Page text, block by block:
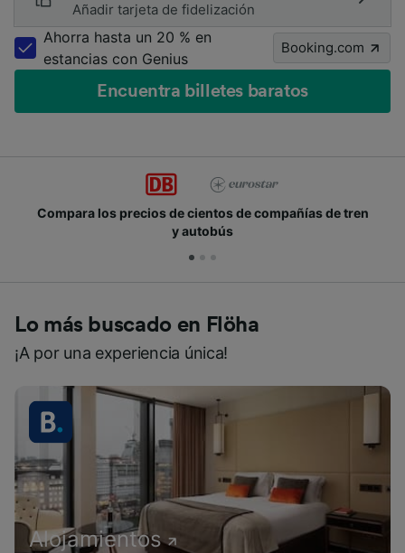
Añadir tarjeta de fidelización
Ahorra hasta un 20 % en
estancias con Genius
Booking.com
Encuentra billetes baratos
Compara los precios de cientos de compañías de tren
y autobús
Lo más buscado en Flöha
¡A por una experiencia única!
Alojamientos